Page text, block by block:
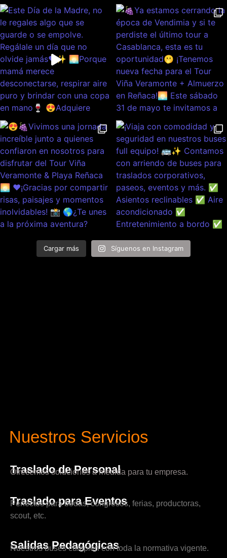
Cargar más Síguenos en Instagram
Nuestros Servicios
Traslado de Personal
Ofrecemos soluciones a medida para tu empresa.
Traslado para Eventos
Perfectos para bodas, congresos, ferias, productoras,
scout, etc.
Salidas Pedagógicas
Nuestros buses cumplen con toda la normativa vigente.